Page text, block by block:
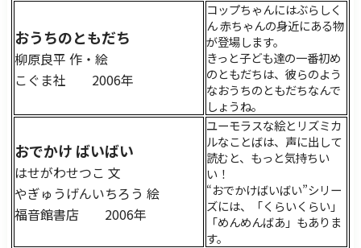
おうちのともだち
柳原良平 作・絵
こぐま社 2006年
コップちゃんにはぶらしく
ん 赤ちゃんの身近にある物
が登場します。
きっと子ども達の一番初め
のともだちは、彼らのよう
なおうちのともだちなんで
しょうね。
おでかけ ばいばい
はせがわせつこ 文
やぎゅうげんいちろう 絵
福音館書店 2006年
ユーモラスな絵とリズミカ
ルなことばは、声に出して
読むと、もっと気持ちい
い！
“おでかけばいばい”シリー
ズには、「くらいくらい」
「めんめんばあ」もありま
す。